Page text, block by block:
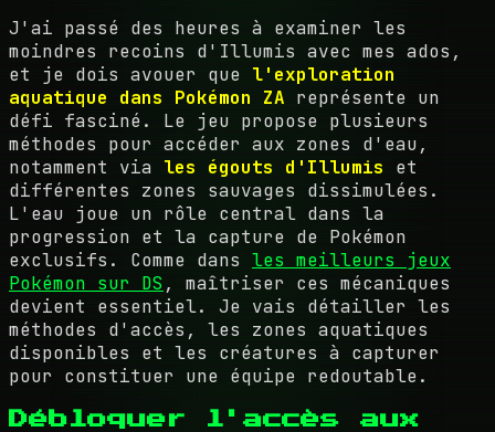
J'ai passé des heures à examiner les
moindres recoins d'Illumis avec mes ados,
et je dois avouer que l'exploration
aquatique dans Pokémon ZA représente un
défi fasciné. Le jeu propose plusieurs
méthodes pour accéder aux zones d'eau,
notamment via les égouts d'Illumis et
différentes zones sauvages dissimulées.
L'eau joue un rôle central dans la
progression et la capture de Pokémon
exclusifs. Comme dans les meilleurs jeux
Pokémon sur DS , maîtriser ces mécaniques
devient essentiel. Je vais détailler les
méthodes d'accès, les zones aquatiques
disponibles et les créatures à capturer
pour constituer une équipe redoutable.
Débloquer l'accès aux